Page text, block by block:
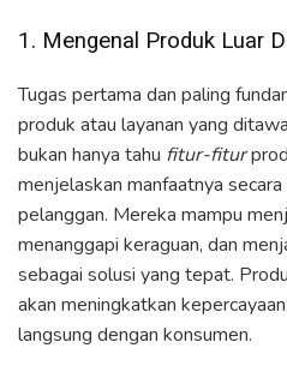
1. Mengenal Produk Luar
Tugas pertama dan paling
produk atau layanan yang
bukan hanya tahu fitur-fitur
menjelaskan manfaatnya
pelanggan. Mereka mampu
menanggapi keraguan, dan
sebagai solusi yang tepat.
akan meningkatkan
langsung dengan konsumen.